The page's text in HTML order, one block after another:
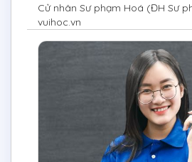
Cử nhân Sư phạm Hoá (ĐH Sư
vuihoc.vn